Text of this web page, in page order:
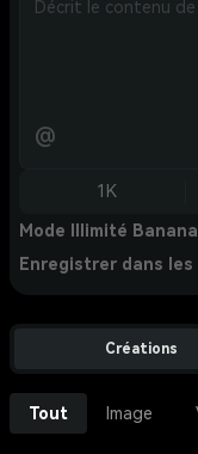
@
1K
Mode Illimité
Enregistrer dans
Créations
Tout Image